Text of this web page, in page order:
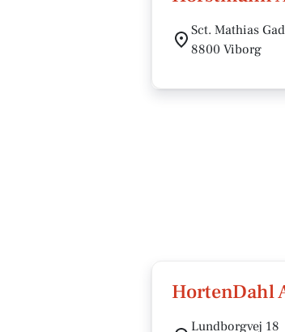
Sct. Mathias
8800 Viborg
HortenDahl
Lundborgvej 18